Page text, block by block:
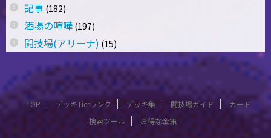
記事 (182)
酒場の喧嘩 (197)
闘技場(アリーナ) (15)
TOP デッキTierランク デッキ集 闘技場ガイド
カード
検索ツール
お得な金策